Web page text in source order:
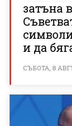
затъна
и да
СЪБОТА, 8